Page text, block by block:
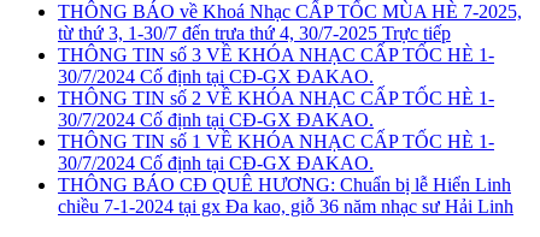
THÔNG BÁO về Khoá Nhạc CẤP TỐC MÙA HÈ 7-2025,
từ thứ 3, 1-30/7 đến trưa thứ 4, 30/7-2025 Trực tiếp
THÔNG TIN số 3 VỀ KHÓA NHẠC CẤP TỐC HÈ 1-
30/7/2024 Cố định tại CĐ-GX ĐAKAO.
THÔNG TIN số 2 VỀ KHÓA NHẠC CẤP TỐC HÈ 1-
30/7/2024 Cố định tại CĐ-GX ĐAKAO.
THÔNG TIN số 1 VỀ KHÓA NHẠC CẤP TỐC HÈ 1-
30/7/2024 Cố định tại CĐ-GX ĐAKAO.
THÔNG BÁO CĐ QUÊ HƯƠNG: Chuẩn bị lễ Hiển Linh
chiều 7-1-2024 tại gx Đa kao, giỗ 36 năm nhạc sư Hải Linh